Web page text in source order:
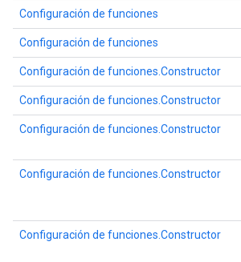
Configuración de funciones
Configuración de funciones
Configuración de funciones.Constructor
Configuración de funciones.Constructor
Configuración de funciones.Constructor
Configuración de funciones.Constructor
Configuración de funciones.Constructor